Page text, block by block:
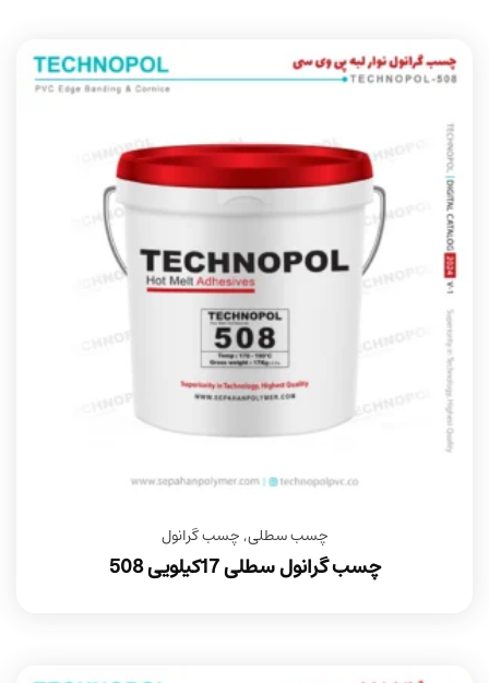
چسب سطلی, چسب گرانول
چسب گرانول سطلی 17کیلویی 508